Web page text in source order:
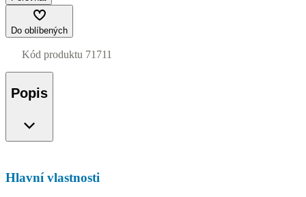
Do oblíbených
Kód produktu 71711
Popis
Hlavní vlastnosti